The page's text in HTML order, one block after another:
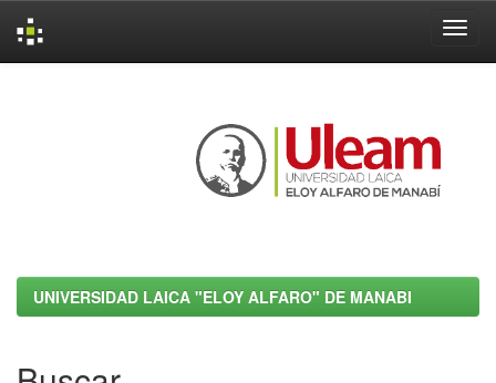
UNIVERSIDAD LAICA "ELOY ALFARO" DE MANABI